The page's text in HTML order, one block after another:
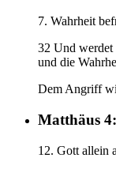
7. Wahrheit
32 Und werdet
und die
Dem Angriff
Matthäus
12. Gott allein